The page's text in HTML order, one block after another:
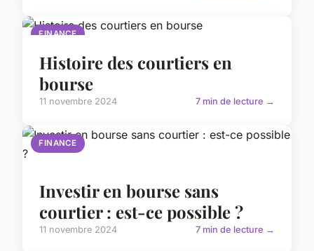
FINANCE
Histoire des courtiers en
bourse
11 novembre 2024 7 min de lecture →
FINANCE
Investir en bourse sans
courtier : est-ce possible ?
11 novembre 2024 7 min de lecture →